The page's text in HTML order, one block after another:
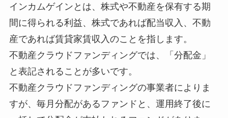
インカムゲインとは、株式や不動産を保有する期
間に得られる利益、株式であれば配当収入、不動
産であれば賃貸家賃収入のことを指します。
不動産クラウドファンディングでは、「分配金」
と表記されることが多いです。
不動産クラウドファンディングの事業者によりま
すが、毎月分配があるファンドと、運用終了後に